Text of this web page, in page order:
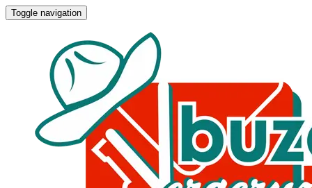
Toggle navigation